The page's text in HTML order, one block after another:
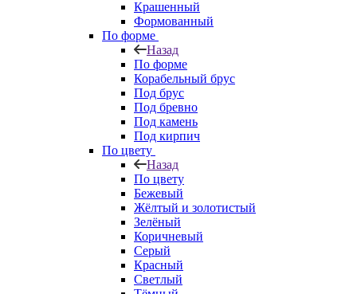
Крашенный
Формованный
По форме
Назад
По форме
Корабельный брус
Под брус
Под бревно
Под камень
Под кирпич
По цвету
Назад
По цвету
Бежевый
Жёлтый и золотистый
Зелёный
Коричневый
Серый
Красный
Светлый